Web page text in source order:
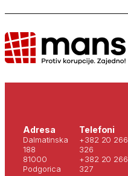
Adresa
Dalmatinska
188
81000
Podgorica
Telefoni
+382 20 266
326
+382 20 266
327